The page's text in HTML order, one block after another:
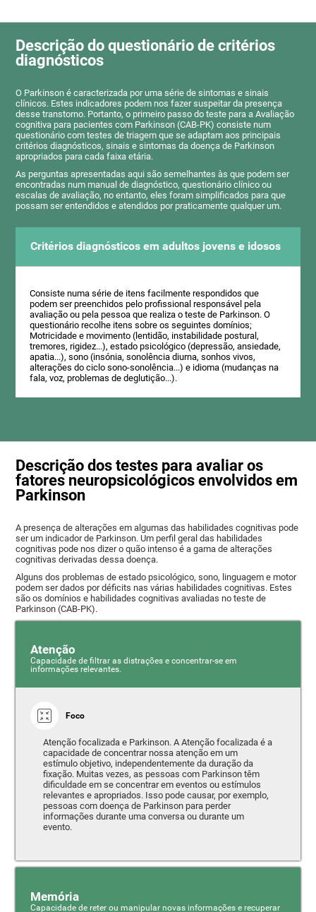
Descrição do questionário de critérios
diagnósticos
O Parkinson é caracterizada por uma série de sintomas e sinais
clínicos. Estes indicadores podem nos fazer suspeitar da presença
desse transtorno. Portanto, o primeiro passo do teste para a Avaliação
cognitiva para pacientes com Parkinson (CAB-PK) consiste num
questionário com testes de triagem que se adaptam aos principais
critérios diagnósticos, sinais e sintomas da doença de Parkinson
apropriados para cada faixa etária.
As perguntas apresentadas aqui são semelhantes às que podem ser
encontradas num manual de diagnóstico, questionário clínico ou
escalas de avaliação, no entanto, eles foram simplificados para que
possam ser entendidos e atendidos por praticamente qualquer um.
Critérios diagnósticos em adultos jovens e idosos
Consiste numa série de itens facilmente respondidos que
podem ser preenchidos pelo profissional responsável pela
avaliação ou pela pessoa que realiza o teste de Parkinson. O
questionário recolhe itens sobre os seguintes domínios;
Motricidade e movimento (lentidão, instabilidade postural,
tremores, rigidez...), estado psicológico (depressão, ansiedade,
apatia...), sono (insónia, sonolência diurna, sonhos vivos,
alterações do ciclo sono-sonolência...) e idioma (mudanças na
fala, voz, problemas de deglutição...).
Descrição dos testes para avaliar os
fatores neuropsicológicos envolvidos em
Parkinson
A presença de alterações em algumas das habilidades cognitivas pode
ser um indicador de Parkinson. Um perfil geral das habilidades
cognitivas pode nos dizer o quão intenso é a gama de alterações
cognitivas derivadas dessa doença.
Alguns dos problemas de estado psicológico, sono, linguagem e motor
podem ser dados por déficits nas várias habilidades cognitivas. Estes
são os domínios e habilidades cognitivas avaliadas no teste de
Parkinson (CAB-PK).
Atenção
Capacidade de filtrar as distrações e concentrar-se em
informações relevantes.
Foco
Atenção focalizada e Parkinson. A Atenção focalizada é a
capacidade de concentrar nossa atenção em um
estímulo objetivo, independentemente da duração da
fixação. Muitas vezes, as pessoas com Parkinson têm
dificuldade em se concentrar em eventos ou estímulos
relevantes e apropriados. Isso pode causar, por exemplo,
pessoas com doença de Parkinson para perder
informações durante uma conversa ou durante um
evento.
Memória
Capacidade de reter ou manipular novas informações e recuperar